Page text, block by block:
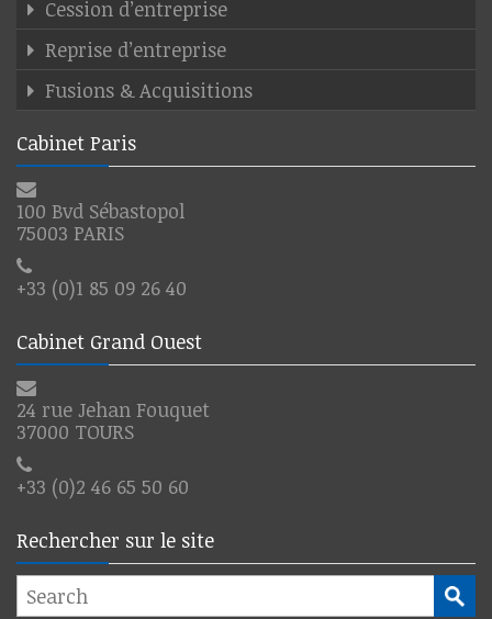
Cession d’entreprise
Reprise d’entreprise
Fusions & Acquisitions
Cabinet Paris
100 Bvd Sébastopol
75003 PARIS
+33 (0)1 85 09 26 40
Cabinet Grand Ouest
24 rue Jehan Fouquet
37000 TOURS
+33 (0)2 46 65 50 60
Rechercher sur le site